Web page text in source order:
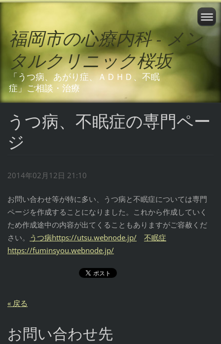
福岡市の心療内科 - メン
タルクリニック桜坂
「うつ病、あがり症、ＡＤＨＤ、不眠
症」ご相談・治療
うつ病、不眠症の専門ペー
ジ
2014年02月12日 21:10
お問い合わせ等が特に多い、うつ病と不眠症については専門
ページを作成することになりました。これから作成していく
ため作成途中の内容が出てくることもありますがご容赦くだ
さい。 うつ病https://utsu.webnode.jp/
不眠症
https://fuminsyou.webnode.jp/
« 戻る
お問い合わせ先